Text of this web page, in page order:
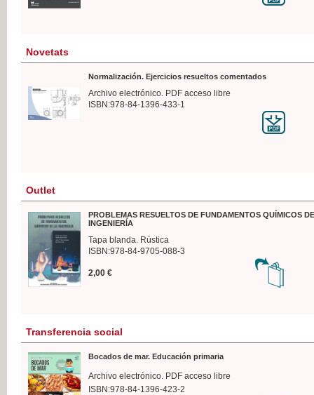
Novetats
Normalización. Ejercicios resueltos comentados
Archivo electrónico. PDF acceso libre
ISBN:978-84-1396-433-1
Outlet
PROBLEMAS RESUELTOS DE FUNDAMENTOS QUÍMICOS
INGENIERÍA
Tapa blanda. Rústica
ISBN:978-84-9705-088-3
2,00 €
Transferencia social
Bocados de mar. Educación primaria
Archivo electrónico. PDF acceso libre
ISBN:978-84-1396-423-2